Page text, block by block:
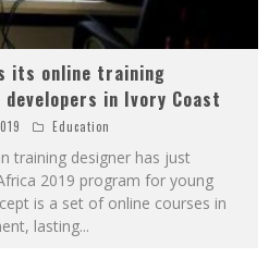
its online training
in Ivory Coast
Education
training designer has just
2019 program for young
is a set of online courses in
lasting...